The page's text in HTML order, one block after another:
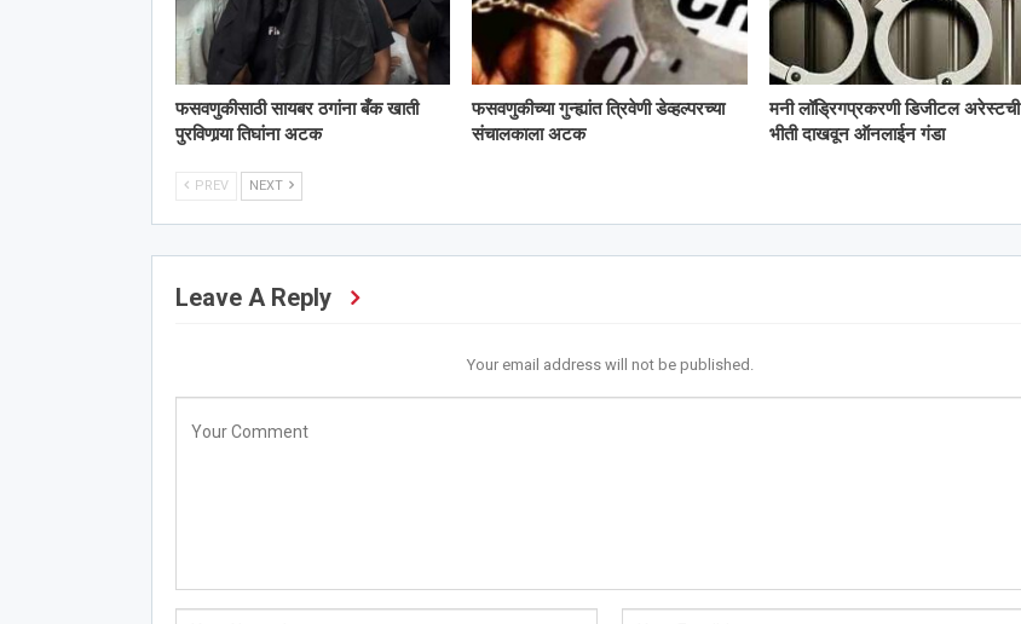
फसवणुकीसाठी सायबर ठगांना बँक खाती
पुरविणार्‍या तिघांना अटक
फसवणुकीच्या गुन्ह्यांत त्रिवेणी डेव्हल्परच्या
संचालकाला अटक
मनी लॉड्रिगप्रकरणी डिजीटल अरेस्टची
भीती दाखवून ऑनलाईन गंडा
PREV NEXT
Leave A Reply
Your email address will not be published.